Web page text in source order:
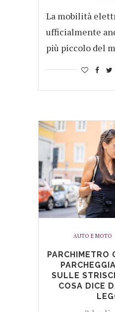
La mobilità
ufficialmente
più piccolo del
AUTO E MOTO
PARCHIMETRO
SULLE
COSA DICE